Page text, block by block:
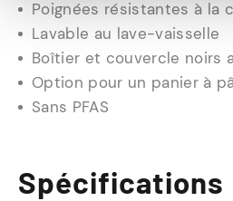
Poignées résistantes à la
Lavable au lave-vaisselle
Boîtier et couvercle noirs
Option pour un panier à
Sans PFAS
Spécifications